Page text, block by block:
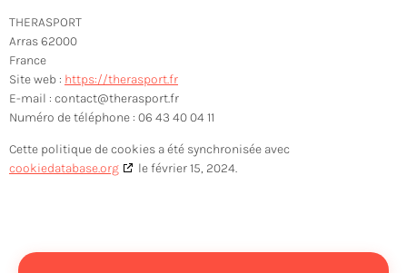
THERASPORT
Arras 62000
France
Site web : https://therasport.fr
E-mail : contact@therasport.fr
Numéro de téléphone : 06 43 40 04 11
Cette politique de cookies a été synchronisée avec
cookiedatabase.org
le février 15, 2024.